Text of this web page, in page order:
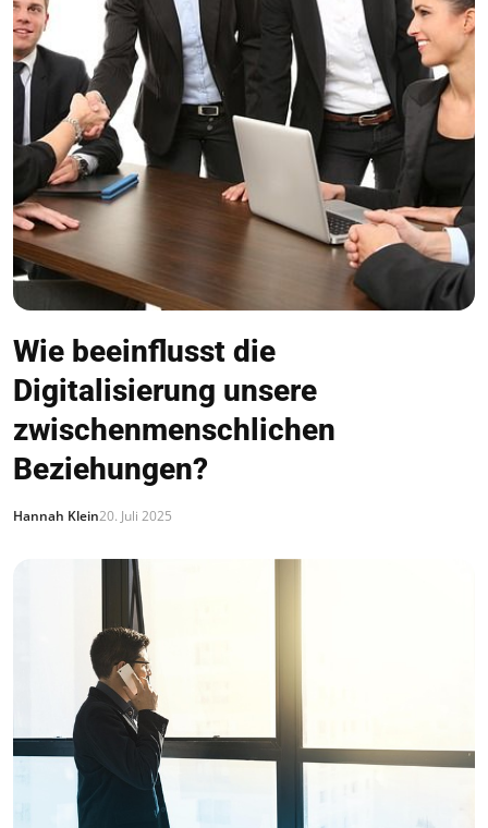
Wie beeinflusst die
Digitalisierung unsere
zwischenmenschlichen
Beziehungen?
Hannah Klein20. Juli 2025